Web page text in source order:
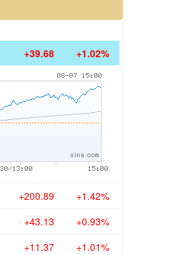
+39.68 +1.02%
+200.89 +1.42%
+43.13 +0.93%
+11.37 +1.01%